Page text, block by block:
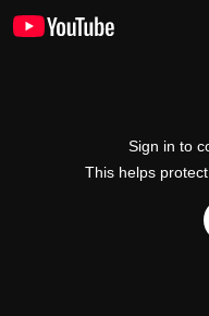
Sign in to
This helps